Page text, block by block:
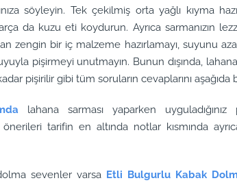
söyleyin. Tek çekilmiş orta yağlı kıyma
da kuzu eti koydurun. Ayrıca sarmanızın
zengin bir iç malzeme hazırlamayı, suyunu
pişirmeyi unutmayın. Bunun dışında, lahana
pişirilir gibi tüm soruların cevaplarını aşağıda
lahana sarması yaparken uyguladığınız
tarifin en altında notlar kısmında
sevenler varsa Etli Bulgurlu Kabak